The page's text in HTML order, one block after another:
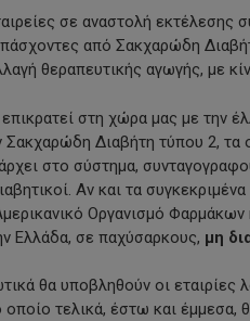
σε αναστολή εκτέλεσης
πάσχοντες από Σακχαρώδη
θεραπευτικής αγωγής, με
στη χώρα μας με την
Διαβήτη τύπου 2, τα
στο σύστημα,
Αν και τα
Οργανισμό
Ελλάδα, σε παχύσαρκους, μη
θα υποβληθούν οι εταιρίες
τελικά, έστω και έμμεσα,